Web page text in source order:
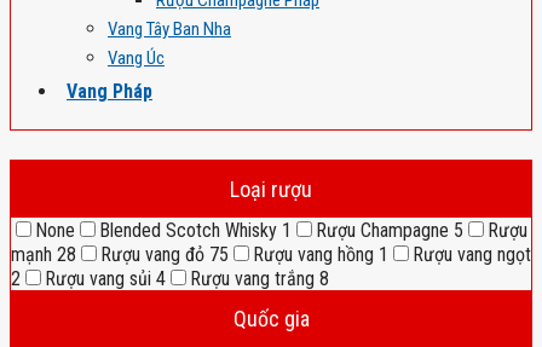
Vang Tây Ban Nha
Vang Úc
Vang Pháp
Loại rượu
None Blended Scotch Whisky 1 Rượu Champagne 5
Rượu
mạnh 28 Rượu vang đỏ 75 Rượu vang hồng 1
Rượu vang ngọt
2
Rượu vang sủi 4 Rượu vang trắng 8
Quốc gia